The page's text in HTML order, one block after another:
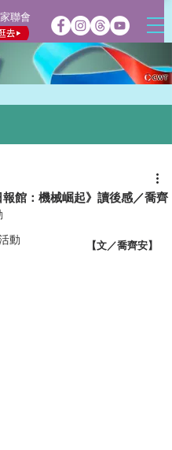
聯會
動
館：機械崛起》讀後感／喬齊
【文／喬齊安】